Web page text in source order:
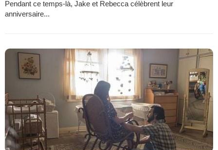
Pendant ce temps-là, Jake et Rebecca célèbrent leur
anniversaire...